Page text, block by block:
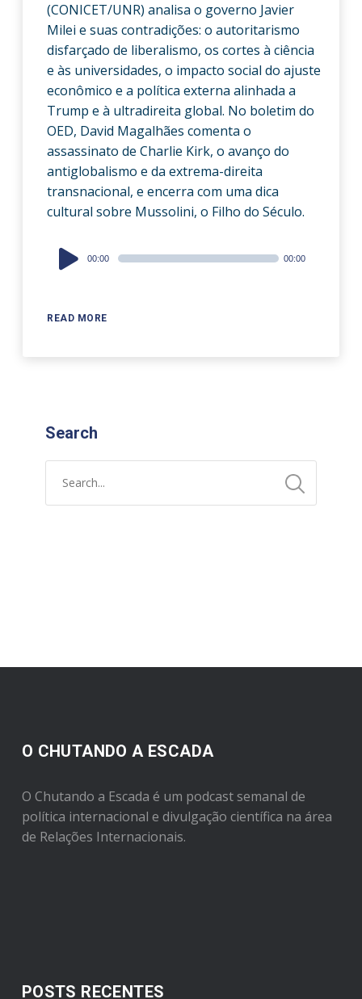
(CONICET/UNR) analisa o governo Javier
Milei e suas contradições: o autoritarismo
disfarçado de liberalismo, os cortes à ciência
e às universidades, o impacto social do ajuste
econômico e a política externa alinhada a
Trump e à ultradireita global. No boletim do
OED, David Magalhães comenta o
assassinato de Charlie Kirk, o avanço do
antiglobalismo e da extrema-direita
transnacional, e encerra com uma dica
cultural sobre Mussolini, o Filho do Século.
READ MORE
Audio
Player
00:00 00:00
Search
O CHUTANDO A ESCADA
O Chutando a Escada é um podcast semanal de
política internacional e divulgação científica na área
de Relações Internacionais.
POSTS RECENTES